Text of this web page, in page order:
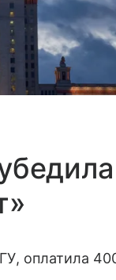
оплатила